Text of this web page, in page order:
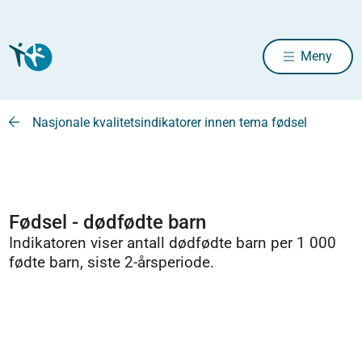
Meny
Nasjonale kvalitetsindikatorer innen tema fødsel
Fødsel - dødfødte barn
Indikatoren viser antall dødfødte barn per 1 000
fødte barn, siste 2-årsperiode.